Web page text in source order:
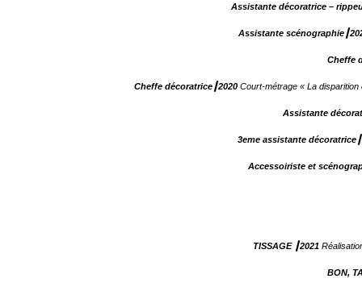
Assistante décoratrice –
Assistante
Cheffe
Cheffe décoratrice┃2020Court-métrage « La disparition
Assistante
3eme assistante
Accessoiriste et
TISSAGE ┃2021
BON,